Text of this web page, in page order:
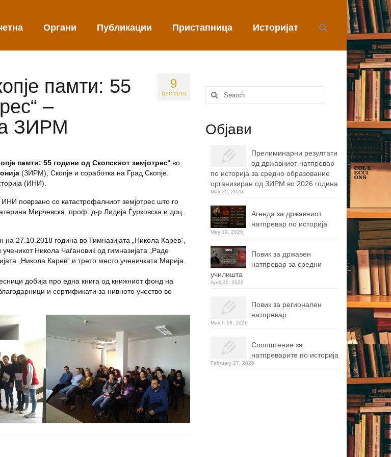
Органи Публикации Пристапница Историјат
9
DEC 2019
памти: 55
–
ЗИРМ
памти: 55 години од Скопскиот земјотрес“ во
(ЗИРМ), Скопје и соработка на Град Скопје.
(ИНИ).
поврзано со катастрофалниот земјотрес што го
Мирчевска, проф. д-р Лидија Ѓурковска и доц.
27.10.2018 година во Гимназијата „Никола Карев“,
Никола Чаѓановиќ од гимназијата „Раде
„Никола Карев“ и трето место ученичката Марија
добија про една книга од книжниот фонд на
и сертификати за нивното учество во
Search
for:
Објави
Прелиминарни резултати
од државниот натпревар
по историја за средно образование
организиран од ЗИРМ во 2026 година
May 25, 2026
Агенда за државниот
натпревар по историја
May 19, 2026
Повик за државен
натпревар за средни
училишта
April 21, 2026
Повик за регионален
натпревар
March 18, 2026
Соопштение за
натпреварите по историја
February 27, 2026